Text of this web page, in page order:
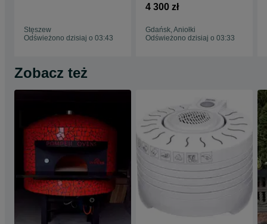
Stęszew
Odświeżono dzisiaj o 03:43
4 300 zł
Gdańsk, Aniołki
Odświeżono dzisiaj o 03:33
Zobacz też